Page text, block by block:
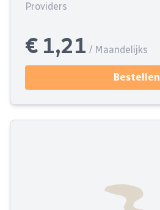
Providers
€ 1,21 / Maandelijks
Bestellen